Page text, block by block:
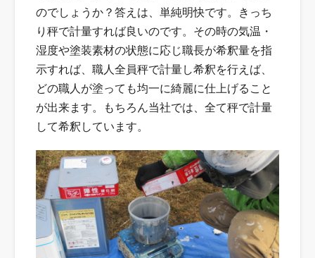
のでしょうか？答えは、単純明快です。きっち
り秤で計量すれば良いのです。その時の気温・
湿度や塗装素材の状態に応じ職長が希釈量を指
示すれば、職人全員秤で計量し希釈を行えば、
どの職人が塗っても均一に綺麗に仕上げること
が出来ます。もちろん当社では、全て秤で計量
して希釈しています。